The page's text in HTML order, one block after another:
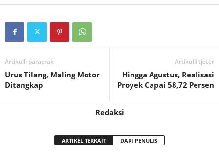
Artikulli paraprak
Urus Tilang, Maling Motor
Ditangkap
Artikulli tjetër
Hingga Agustus, Realisasi
Proyek Capai 58,72 Persen
Redaksi
ARTIKEL TERKAIT DARI PENULIS